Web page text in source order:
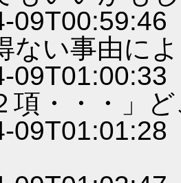
ない事由に
項・・・」